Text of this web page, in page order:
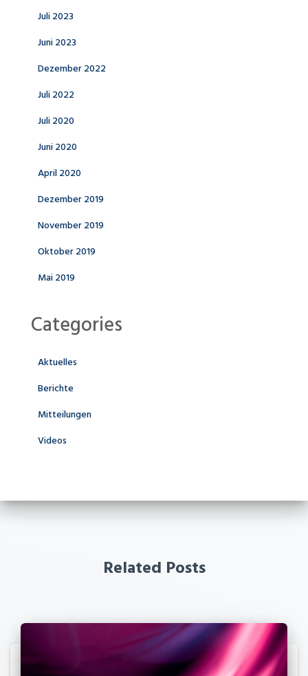
Juli 2023
Juni 2023
Dezember 2022
Juli 2022
Juli 2020
Juni 2020
April 2020
Dezember 2019
November 2019
Oktober 2019
Mai 2019
Categories
Aktuelles
Berichte
Mitteilungen
Videos
Related Posts